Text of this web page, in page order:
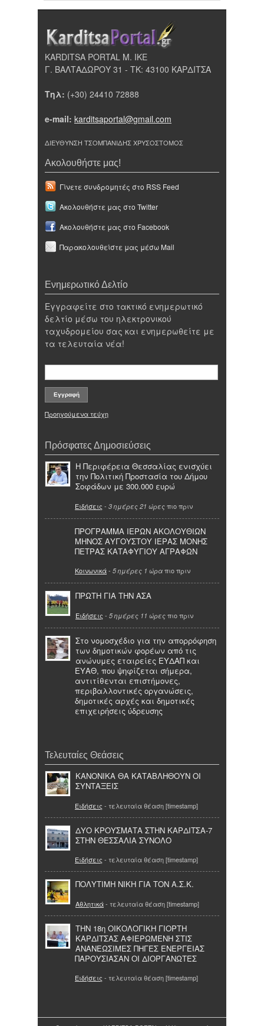
KARDITSA PORTAL Μ. ΙΚΕ
Γ. ΒΑΛΤΑΔΩΡΟΥ 31 - ΤΚ: 43100 ΚΑΡΔΙΤΣΑ
Τηλ: (+30) 24410 72888
e-mail: karditsaportal@gmail.com
ΔΙΕΥΘΥΝΣΗ ΤΣΟΜΠΑΝΙΔΗΣ ΧΡΥΣΟΣΤΟΜΟΣ
Ακολουθήστε μας!
Γίνετε συνδρομητές στο RSS Feed
Ακολουθήστε μας στο Twitter
Ακολουθήστε μας στο Facebook
Παρακολουθείστε μας μέσω Mail
Ενημερωτικό Δελτίο
Εγγραφείτε στο τακτικό ενημερωτικό
δελτίο μέσω του ηλεκτρονικού
ταχυδρομείου σας και ενημερωθείτε με
τα τελευταία νέα!
Προηγούμενα τεύχη
Πρόσφατες Δημοσιεύσεις
Η Περιφέρεια Θεσσαλίας ενισχύει
την Πολιτική Προστασία του Δήμου
Σοφάδων με 300.000 ευρώ
Ειδήσεις - 3 ημέρες 21 ώρες πιο πριν
ΠΡΟΓΡΑΜΜΑ ΙΕΡΩΝ ΑΚΟΛΟΥΘΙΩΝ
ΜΗΝΟΣ ΑΥΓΟΥΣΤΟΥ ΙΕΡΑΣ ΜΟΝΗΣ
ΠΕΤΡΑΣ ΚΑΤΑΦΥΓΙΟΥ ΑΓΡΑΦΩΝ
Κοινωνικά- 5 ημέρες 1 ώρα πιο πριν
ΠΡΩΤΗ ΓΙΑ ΤΗΝ ΑΣΑ
Ειδήσεις - 5 ημέρες 11 ώρες πιο πριν
Στο νομοσχέδιο για την απορρόφηση
των δημοτικών φορέων από τις
ανώνυμες εταιρείες ΕΥΔΑΠ και
ΕΥΑΘ, που ψηφίζεται σήμερα,
αντιτίθενται επιστήμονες,
περιβαλλοντικές οργανώσεις,
δημοτικές αρχές και δημοτικές
επιχειρήσεις ύδρευσης
Τελευταίες Θεάσεις
ΚΑΝΟΝΙΚΑ ΘΑ ΚΑΤΑΒΛΗΘΟΥΝ ΟΙ
ΣΥΝΤΑΞΕΙΣ
Ειδήσεις - τελευταία θέαση [timestamp]
ΔΥΟ ΚΡΟΥΣΜΑΤΑ ΣΤΗΝ ΚΑΡΔΙΤΣΑ-7
ΣΤΗΝ ΘΕΣΣΑΛΙΑ ΣΥΝΟΛΟ
Ειδήσεις - τελευταία θέαση [timestamp]
ΠΟΛΥΤΙΜΗ ΝΙΚΗ ΓΙΑ ΤΟΝ Α.Σ.Κ.
Αθλητικά- τελευταία θέαση [timestamp]
ΤΗΝ 18η ΟΙΚΟΛΟΓΙΚΗ ΓΙΟΡΤΗ
ΚΑΡΔΙΤΣΑΣ ΑΦΙΕΡΩΜΕΝΗ ΣΤΙΣ
ΑΝΑΝΕΩΣΙΜΕΣ ΠΗΓΕΣ ΕΝΕΡΓΕΙΑΣ
ΠΑΡΟΥΣΙΑΣΑΝ ΟΙ ΔΙΟΡΓΑΝΩΤΕΣ
Ειδήσεις - τελευταία θέαση [timestamp]